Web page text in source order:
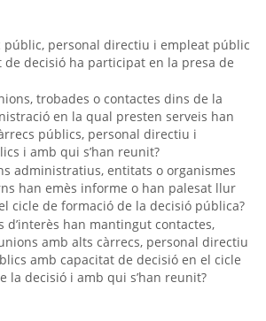
públic, personal directiu i empleat públic
de decisió ha participat en la presa de
trobades o contactes dins de la
en la qual presten serveis han
públics, personal directiu i
i amb qui s’han reunit?
administratius, entitats o organismes
han emès informe o han palesat llur
cicle de formació de la decisió pública?
d’interès han mantingut contactes,
amb alts càrrecs, personal directiu
amb capacitat de decisió en el cicle
la decisió i amb qui s’han reunit?